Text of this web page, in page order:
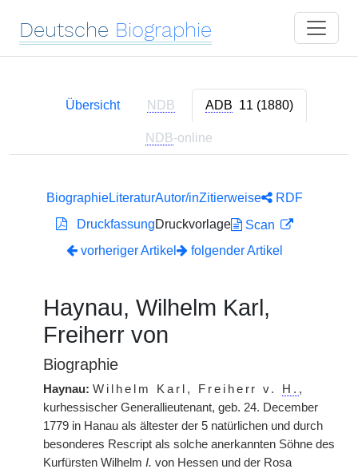
Deutsche Biographie
Übersicht NDB ADB 11 (1880)
NDB-online
BiographieLiteraturAutor/inZitierweise
RDF
DruckfassungDruckvorlage
Scan
vorheriger Artikel
folgender Artikel
Haynau, Wilhelm Karl,
Freiherr von
Biographie
Haynau: Wilhelm Karl, Freiherr v. H. ,
kurhessischer Generallieutenant, geb. 24. December
1779 in Hanau als ältester der 5 natürlichen und durch
besonderes Rescript als solche anerkannten Söhne des
Kurfürsten Wilhelm I. von Hessen und der Rosa